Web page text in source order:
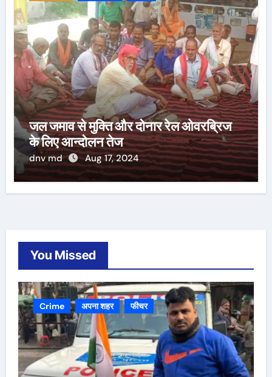
जल जमाव से मुक्ति और दोनार रेल ओवरब्रिज
के लिए आन्दोलन तेज
dnv md Aug 17, 2024
You Missed
Crime अपना शहर फीचर